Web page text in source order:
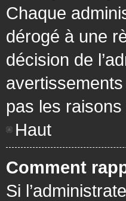
Chaque
dérogé à une
décision de
pas les
Haut
Comment
Si